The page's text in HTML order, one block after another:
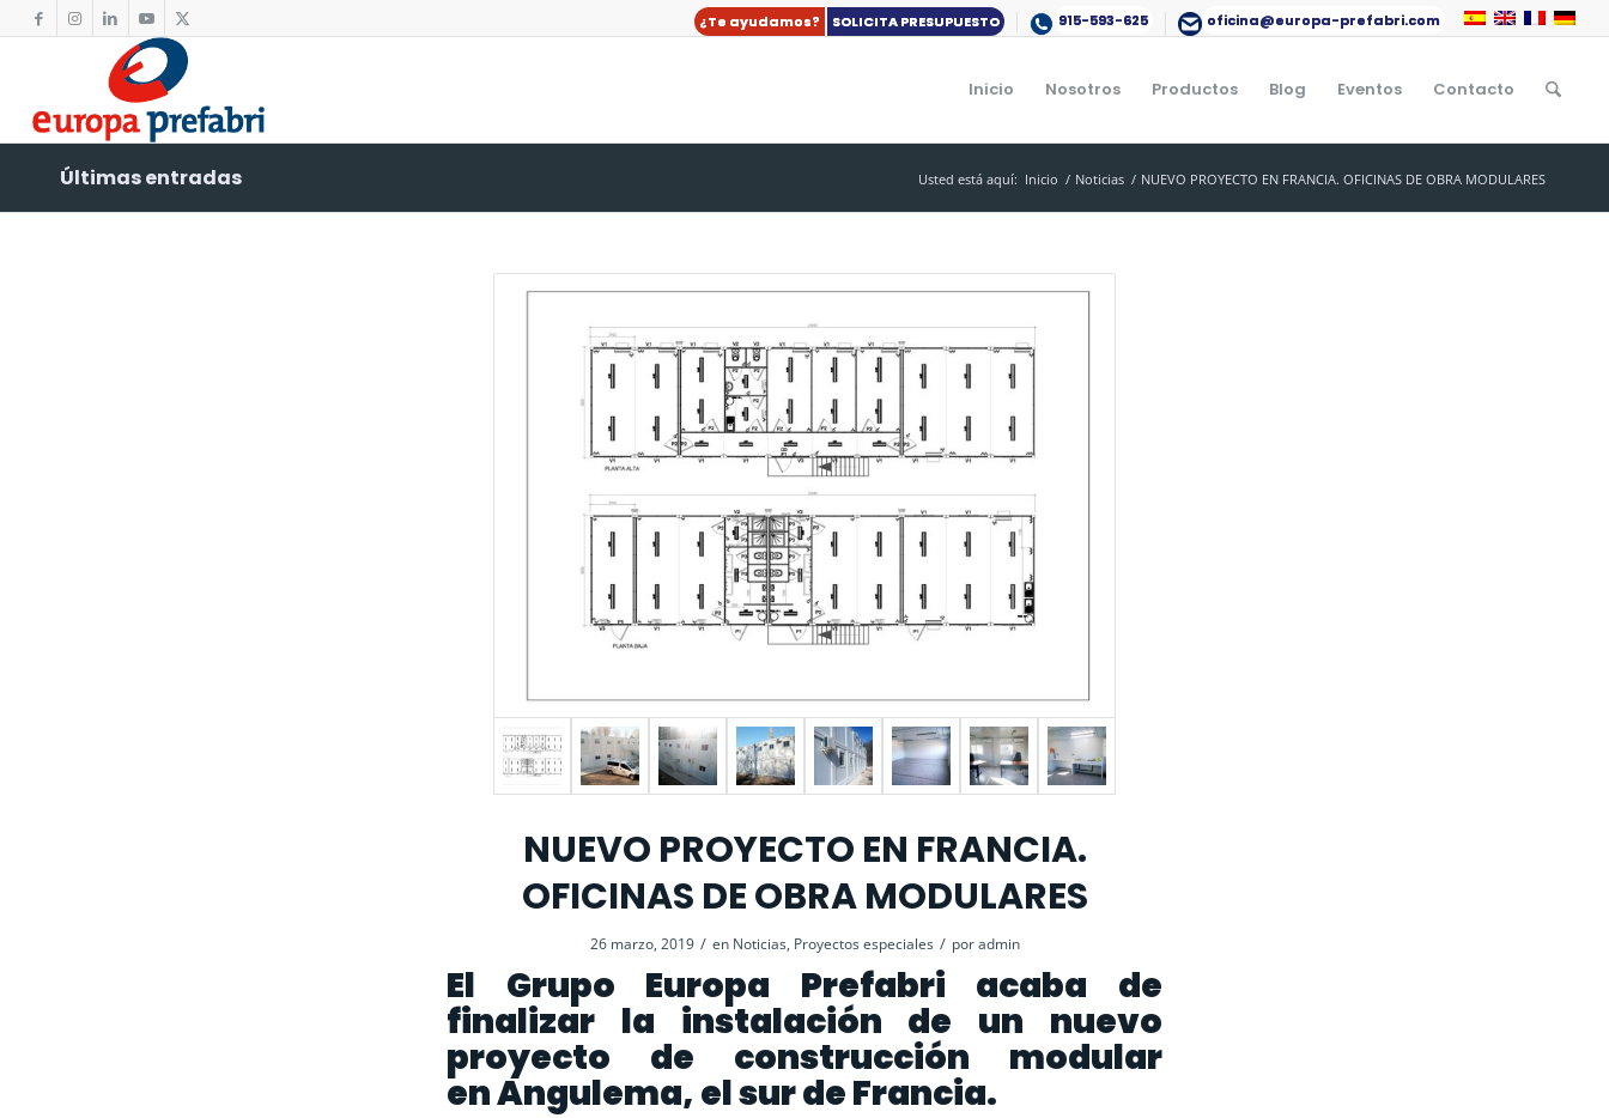
¿Te ayudamos? SOLICITA PRESUPUESTO 915-593-625 oficina@europa-prefabri.com
Inicio Nosotros Productos Blog Eventos Contacto
Últimas entradas Usted está aquí: Inicio / Noticias / NUEVO PROYECTO EN FRANCIA. OFICINAS DE OBRA MODULARES
NUEVO PROYECTO EN FRANCIA.
OFICINAS DE OBRA MODULARES
26 marzo, 2019 / en Noticias, Proyectos especiales / poradmin
El Grupo Europa Prefabri acaba de
finalizar la instalación de un nuevo
proyecto de construcción modular
en Angulema, el sur de Francia.